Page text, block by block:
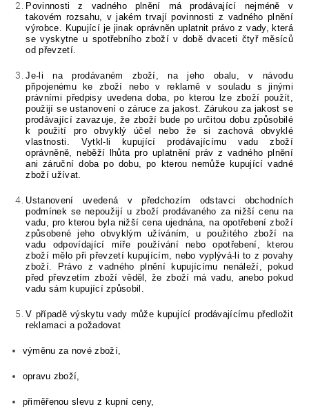
Povinnosti z vadného plnění má prodávající nejméně v
takovém rozsahu, v jakém trvají povinnosti z vadného plnění
výrobce. Kupující je jinak oprávněn uplatnit právo z vady, která
se vyskytne u spotřebního zboží v době dvaceti čtyř měsíců
od převzetí.
Je-li na prodávaném zboží, na jeho obalu, v návodu
připojenému ke zboží nebo v reklamě v souladu s jinými
právními předpisy uvedena doba, po kterou lze zboží použít,
použijí se ustanovení o záruce za jakost. Zárukou za jakost se
prodávající zavazuje, že zboží bude po určitou dobu způsobilé
k použití pro obvyklý účel nebo že si zachová obvyklé
vlastnosti. Vytkl-li kupující prodávajícímu vadu zboží
oprávněně, neběží lhůta pro uplatnění práv z vadného plnění
ani záruční doba po dobu, po kterou nemůže kupující vadné
zboží užívat.
Ustanovení uvedená v předchozím odstavci obchodních
podmínek se nepoužijí u zboží prodávaného za nižší cenu na
vadu, pro kterou byla nižší cena ujednána, na opotřebení zboží
způsobené jeho obvyklým užíváním, u použitého zboží na
vadu odpovídající míře používání nebo opotřebení, kterou
zboží mělo při převzetí kupujícím, nebo vyplývá-li to z povahy
zboží. Právo z vadného plnění kupujícímu nenáleží, pokud
před převzetím zboží věděl, že zboží má vadu, anebo pokud
vadu sám kupující způsobil.
V případě výskytu vady může kupující prodávajícímu předložit
reklamaci a požadovat
výměnu za nové zboží,
opravu zboží,
přiměřenou slevu z kupní ceny,